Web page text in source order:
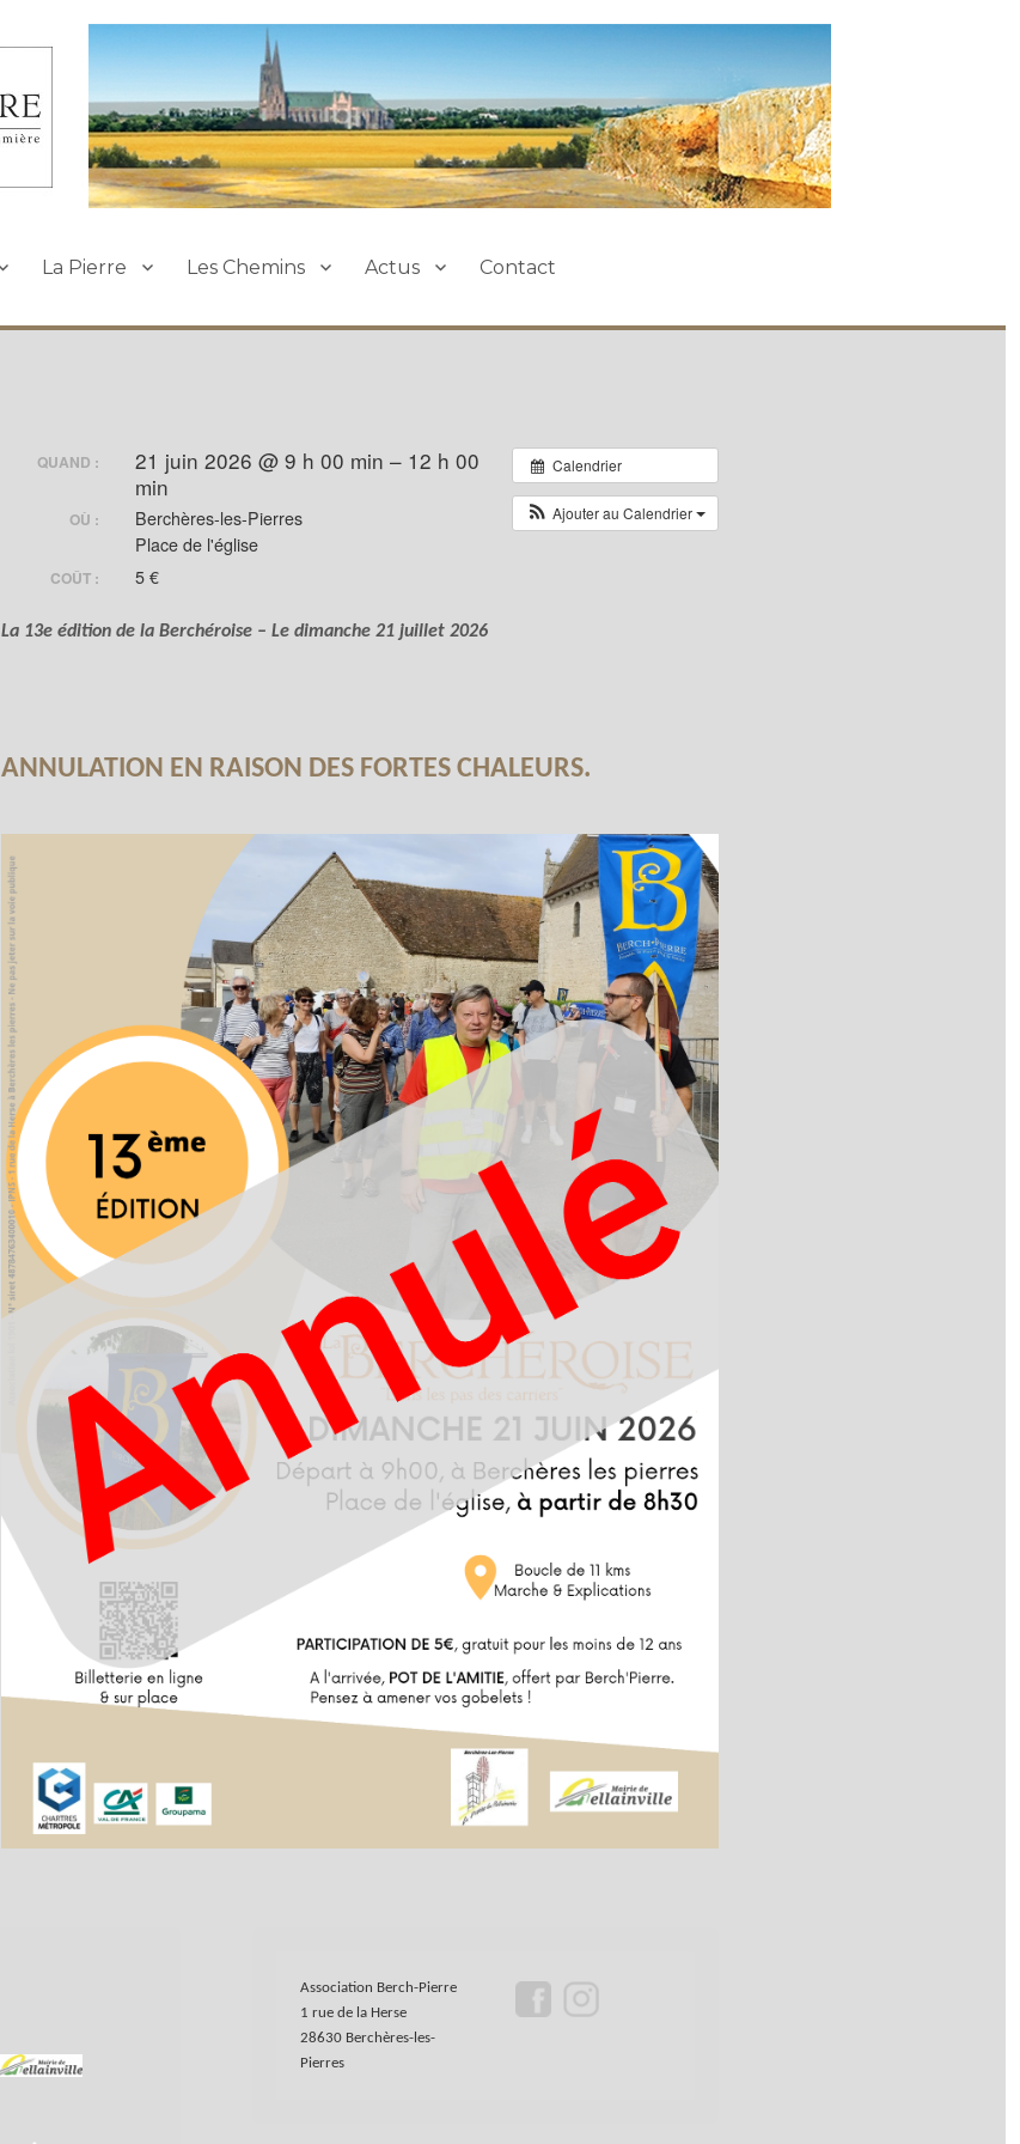
La Pierre Les Chemins Actus Contact
Calendrier
Ajouter au Calendrier
QUAND :
21 juin 2026 @ 9 h 00 min – 12 h 00
min
OÙ :
Berchères-les-Pierres
Place de l'église
COÛT : 5 €
La 13e édition de la Berchéroise – Le dimanche 21 juillet 2026
ANNULATION EN RAISON DES FORTES CHALEURS.
Association Berch-Pierre
1 rue de la Herse
28630 Berchères-les-
Pierres